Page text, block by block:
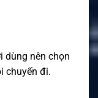
dùng nên chọn
chuyến đi.